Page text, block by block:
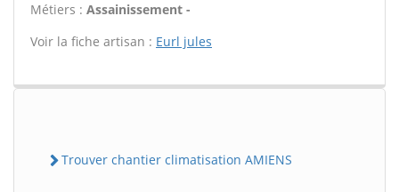
Métiers : Assainissement -
Voir la fiche artisan : Eurl jules
Trouver chantier climatisation AMIENS